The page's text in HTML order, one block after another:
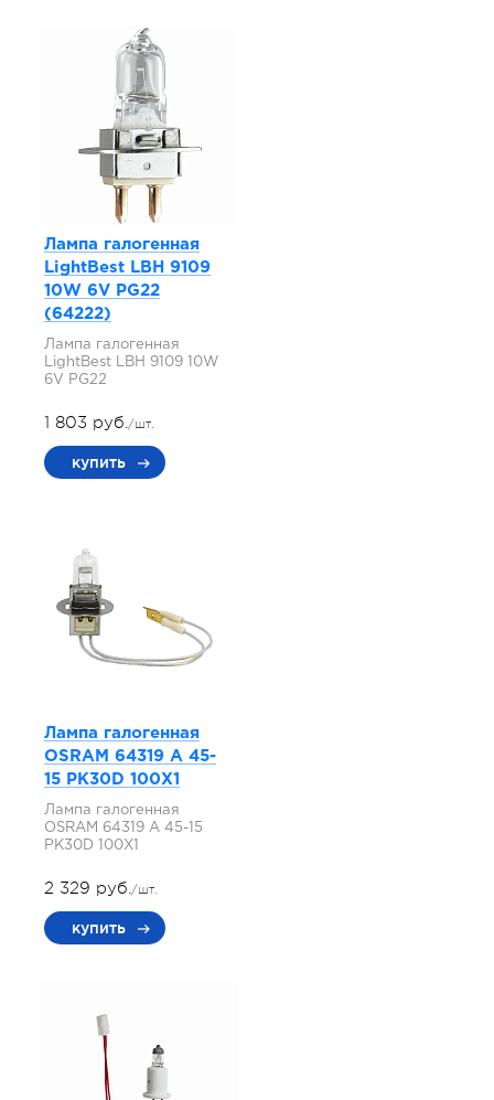
Лампа галогенная
LightBest LBH 9109
10W 6V PG22
(64222)
Лампа галогенная
LightBest LBH 9109 10W
6V PG22
1 803 руб./шт.
купить
Лампа галогенная
OSRAM 64319 A 45-
15 PK30D 100X1
Лампа галогенная
OSRAM 64319 A 45-15
PK30D 100X1
2 329 руб./шт.
купить